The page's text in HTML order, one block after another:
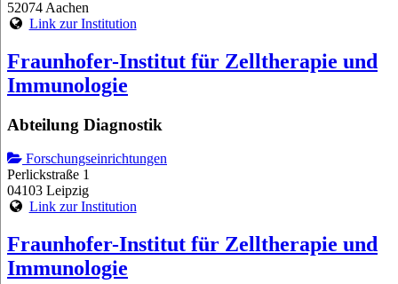
52074 Aachen
Link zur Institution
Fraunhofer-Institut für Zelltherapie und
Immunologie
Abteilung Diagnostik
Forschungseinrichtungen
Perlickstraße 1
04103 Leipzig
Link zur Institution
Fraunhofer-Institut für Zelltherapie und
Immunologie